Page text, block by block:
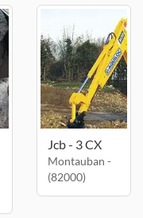
Jcb - 3 CX
Montauban -
(82000)